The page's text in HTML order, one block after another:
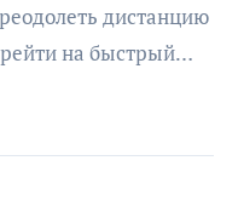
дистанцию
на быстрый…